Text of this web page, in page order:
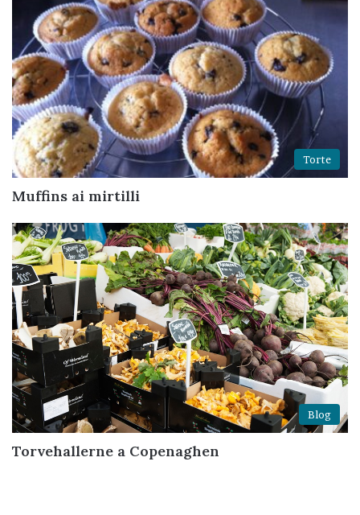
Torte
Muffins ai mirtilli
Blog
Torvehallerne a Copenaghen